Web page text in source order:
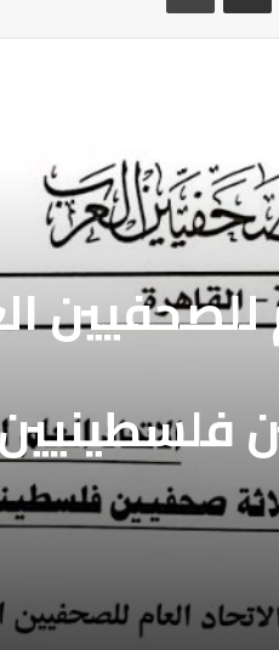
للصحفيين
قطاع غزة
للصحفيين